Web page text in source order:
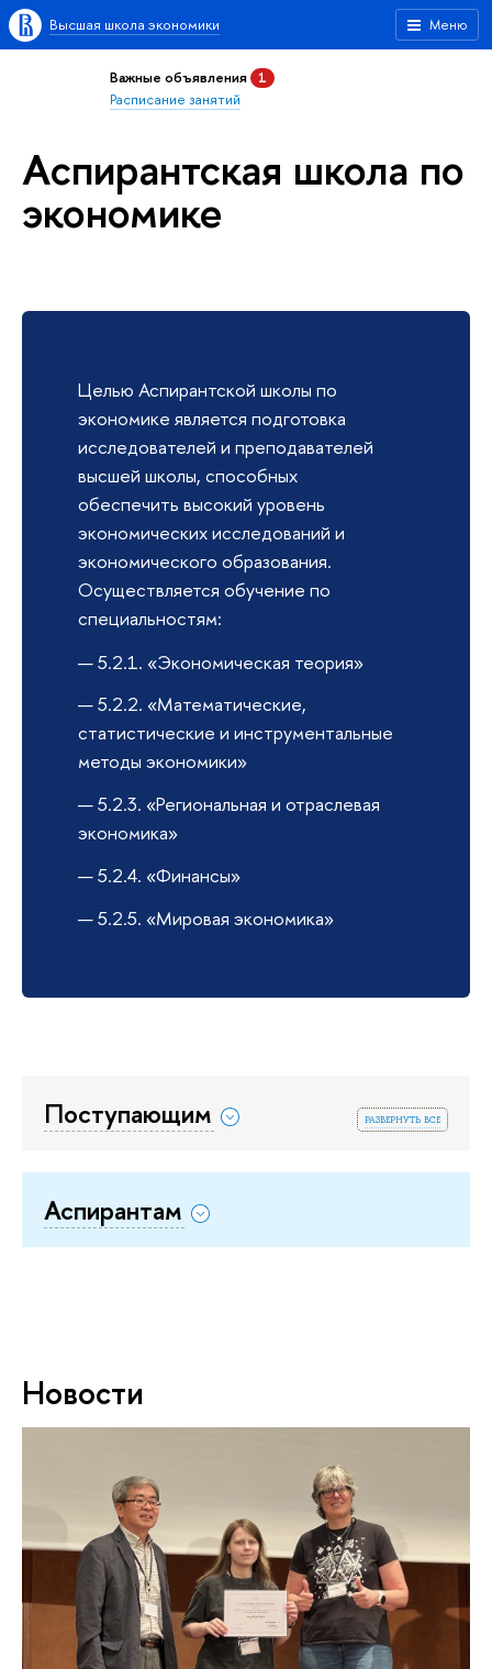
Меню
Высшая школа экономики
Важные объявления 1
Расписание занятий
Аспирантская школа по
экономике
Целью Аспирантской школы по
экономике является подготовка
исследователей и преподавателей
высшей школы, способных
обеспечить высокий уровень
экономических исследований и
экономического образования.
Осуществляется обучение по
специальностям:
5.2.1. «Экономическая теория»
5.2.2. «Математические,
статистические и инструментальные
методы экономики»
5.2.3. «Региональная и отраслевая
экономика»
5.2.4. «Финансы»
5.2.5. «Мировая экономика»
развернуть все
Поступающим
Аспирантам
Новости